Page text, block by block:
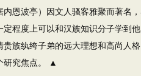
恩波亭）因文人骚客雅聚而著名
程度上可以和汉族知识分子学到
族纨绔子弟的远大理想和高尚人
研究焦点。 ▲